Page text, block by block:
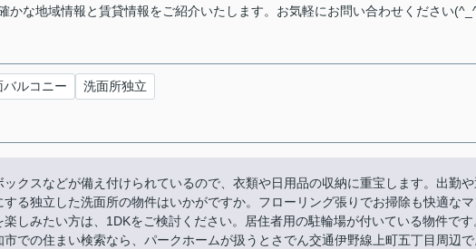
かな地域情報と賃貸情報をご紹介いたします。お気軽にお問い合わせください
バルコニー 洗面所独立
クスなどが備え付けられているので、衣類や日用品の収納に重宝します。出勤
る独立した洗面所の物件はいかがですか。フローリング張りでお掃除も快適な
しみたい方は、1DKをご検討ください。居住者用の駐輪場が付いている物件です
での住まい検索なら、パークホームが扱うとさでん交通伊野線上町五丁目周辺